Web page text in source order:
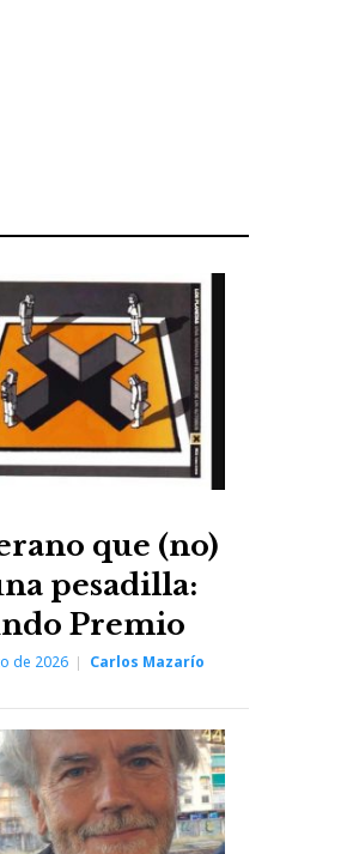
que (no)
pesadilla:
Premio
de 2026 Carlos Mazarío